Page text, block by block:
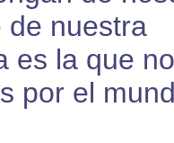
de nuestra
es la que
por el